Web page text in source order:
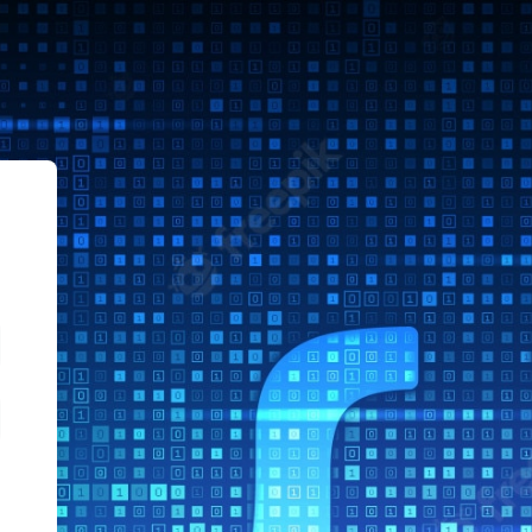
Sistemas ITLag AgoDic